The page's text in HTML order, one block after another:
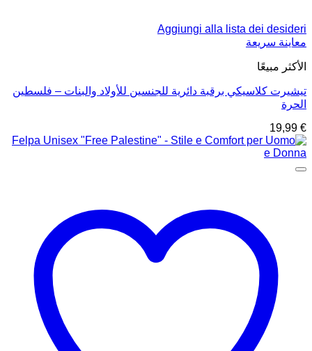
Aggiungi alla lista dei desideri
معاينة سريعة
الأكثر مبيعًا
تيشيرت كلاسيكي برقبة دائرية للجنسين للأولاد والبنات – فلسطين
الحرة
19,99 €